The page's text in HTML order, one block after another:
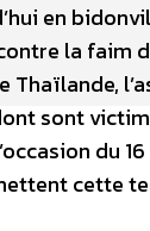
en
la faim
sont
du
cette